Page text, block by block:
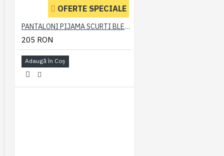
OFERTE SPECIALE
PANTALONI PIJAMA SCURTI BLEUMARIN – PACHET 2 BUCATI - 2XL 3XL 4XL 5XL 6XL
205 RON
Adaugă în Coş